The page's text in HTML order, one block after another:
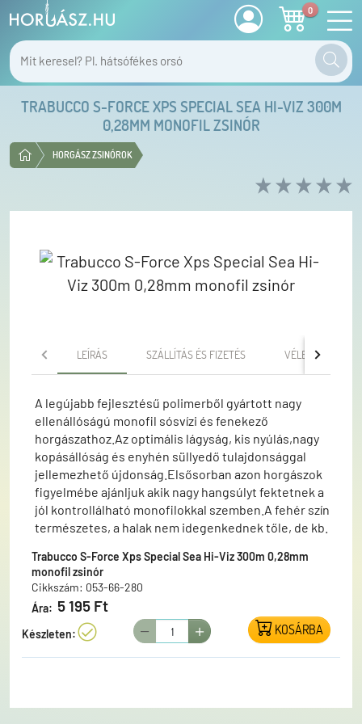
0
TRABUCCO S-FORCE XPS SPECIAL SEA HI-VIZ 300M
0,28MM MONOFIL ZSINÓR
HORGÁSZ ZSINÓROK
LEÍRÁS SZÁLLÍTÁS ÉS FIZETÉS VÉLEMÉNYEK
A legújabb fejlesztésű polimerből gyártott nagy
ellenállóságú monofil sósvízi és fenekező
horgászathoz.Az optimális lágyság, kis nyúlás,nagy
kopásállóság és enyhén süllyedő tulajdonsággal
jellemezhető újdonság.Elsősorban azon horgászok
figyelmébe ajánljuk akik nagy hangsúlyt fektetnek a
jól kontrollálható monofilokkal szemben.A fehér szín
természetes, a halak nem idegenkednek tőle, de kb.
érzékelhető.Felületi kezelése lehetővé teszi az
extrém körülmények közötti használatra is
pl.köves,sziklás aljzatok esetén is. rendelhető 300
ill. 600 mt-es kiszerelésben.A hosszabbik kiszerelés
kiváló megoldás a csalijukat nagy távolságba kihuzó
Trabucco S-Force Xps Special Sea Hi-Viz 300m 0,28mm
monofil zsinór
Cikkszám: 053-66-280
Ára: 5 195 Ft
Készleten: KOSÁRBA